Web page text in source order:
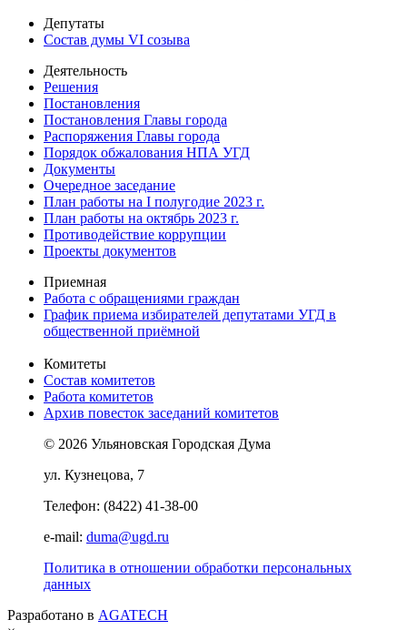
Депутаты
Состав думы VI созыва
Деятельность
Решения
Постановления
Постановления Главы города
Распоряжения Главы города
Порядок обжалования НПА УГД
Документы
Очередное заседание
План работы на I полугодие 2023 г.
План работы на октябрь 2023 г.
Противодействие коррупции
Проекты документов
Приемная
Работа с обращениями граждан
График приема избирателей депутатами УГД в
общественной приёмной
Комитеты
Состав комитетов
Работа комитетов
Архив повесток заседаний комитетов
© 2026 Ульяновская Городская Дума
ул. Кузнецова, 7
Телефон: (8422) 41-38-00
e-mail: duma@ugd.ru
Политика в отношении обработки персональных
данных
Разработано в AGATECH